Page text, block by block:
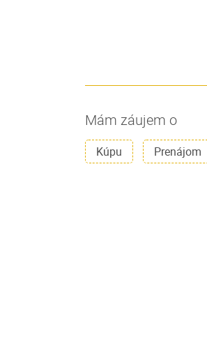
Mám záujem o
Kúpu Prenájom